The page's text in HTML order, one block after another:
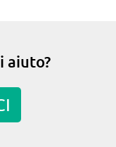
aiuto?